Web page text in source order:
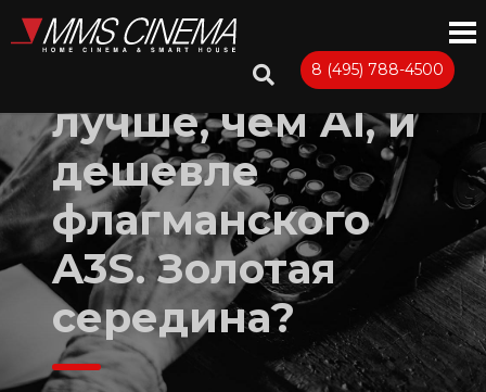
8 (495) 788-4500
PREMIERA A2 -
лучше, чем A1, и
дешевле
флагманского
A3S. Золотая
середина?